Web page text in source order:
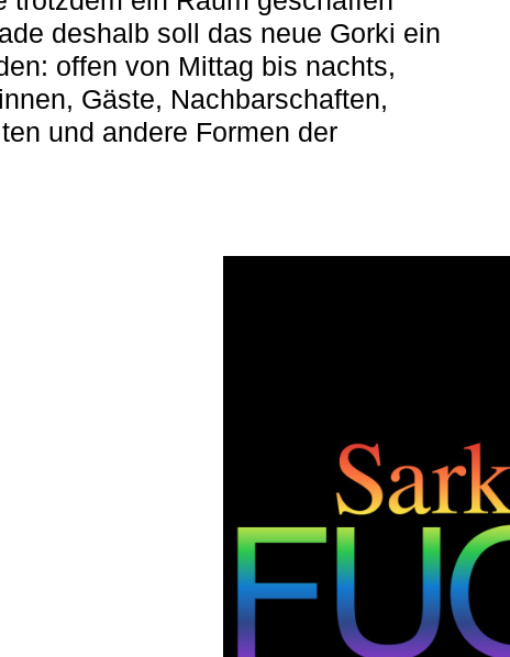
deshalb soll das neue Gorki ein
offen von Mittag bis nachts,
Gäste, Nachbarschaften,
und andere Formen der